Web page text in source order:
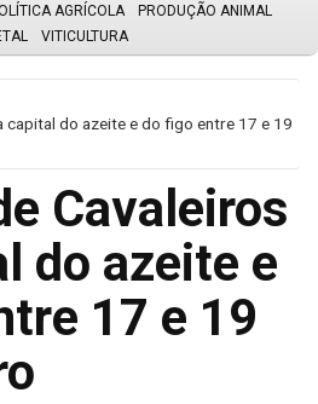
AGRÍCOLA
PRODUÇÃO ANIMAL
VITICULTURA
capital do azeite e do figo entre 17 e 19
Cavaleiros
do azeite e
17 e 19